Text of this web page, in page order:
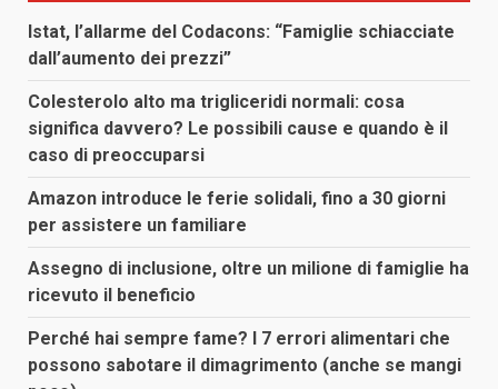
Istat, l’allarme del Codacons: “Famiglie schiacciate
dall’aumento dei prezzi”
Colesterolo alto ma trigliceridi normali: cosa
significa davvero? Le possibili cause e quando è il
caso di preoccuparsi
Amazon introduce le ferie solidali, fino a 30 giorni
per assistere un familiare
Assegno di inclusione, oltre un milione di famiglie ha
ricevuto il beneficio
Perché hai sempre fame? I 7 errori alimentari che
possono sabotare il dimagrimento (anche se mangi